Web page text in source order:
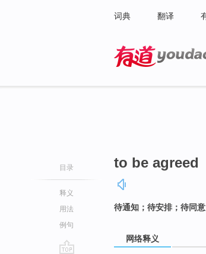
词典 翻译
目录
释义
用法
例句
to be agreed
待通知；待安排；待同意
网络释义